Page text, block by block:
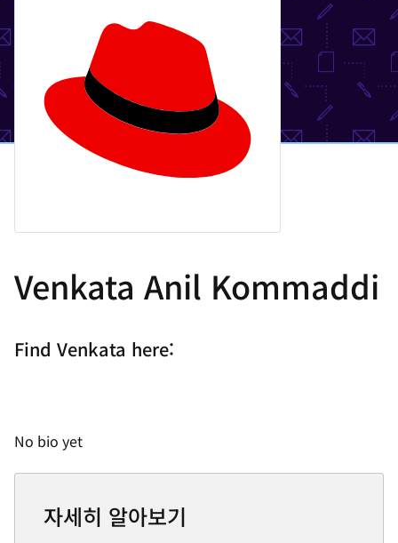
Venkata Anil Kommaddi
Find Venkata here:
No bio yet
자세히 알아보기